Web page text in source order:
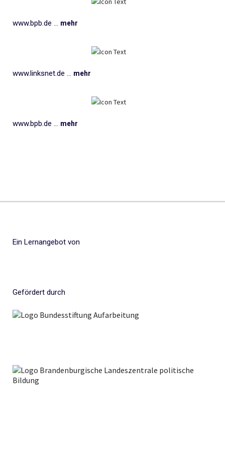
www.bpb.de ... mehr
www.linksnet.de ... mehr
www.bpb.de ... mehr
Ein Lernangebot von
Gefördert durch